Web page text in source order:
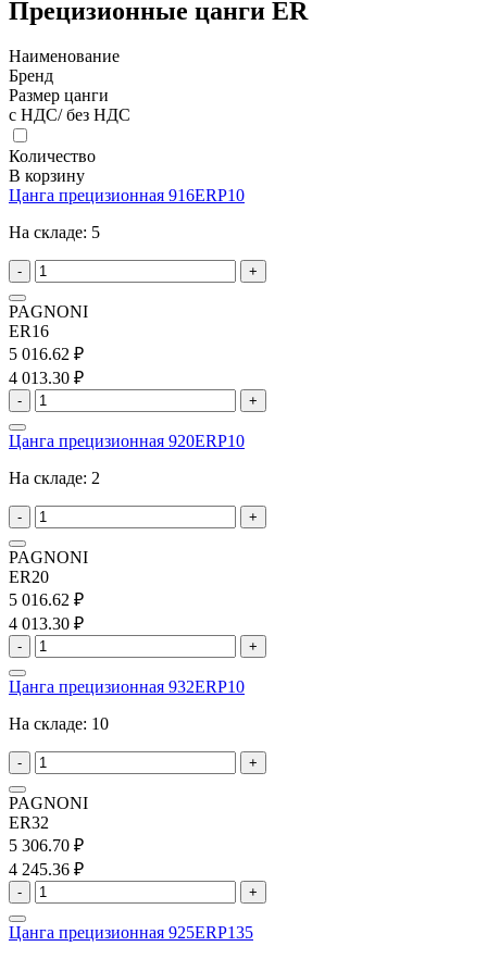
Прецизионные цанги ER
Наименование
Бренд
Размер цанги
с НДС/ без НДС
Количество
В корзину
Цанга прецизионная 916ERP10
На складе: 5
- +
PAGNONI
ER16
5 016.62 ₽
4 013.30 ₽
- +
Цанга прецизионная 920ERP10
На складе: 2
- +
PAGNONI
ER20
5 016.62 ₽
4 013.30 ₽
- +
Цанга прецизионная 932ERP10
На складе: 10
- +
PAGNONI
ER32
5 306.70 ₽
4 245.36 ₽
- +
Цанга прецизионная 925ERP135